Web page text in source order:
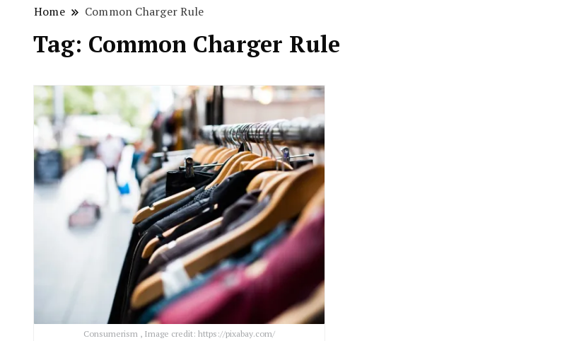
Home Common Charger Rule
Tag: Common Charger Rule
Consumerism , Image credit: https://pixabay.com/